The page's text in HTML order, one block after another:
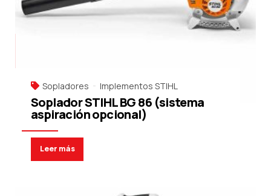
Sopladores Implementos STIHL
Soplador STIHL BG 86 (sistema
aspiración opcional)
Leer más